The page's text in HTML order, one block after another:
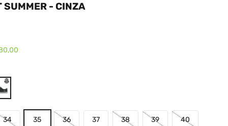
SUMMER - CINZA
34 35 36 37 38 39 40